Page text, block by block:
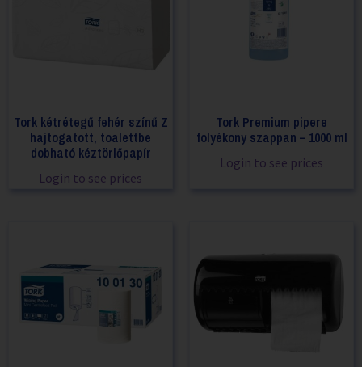
Tork kétrétegű fehér színű Z
hajtogatott, toalettbe
dobható kéztörlőpapír
Login to see prices
Tork Premium pipere
folyékony szappan – 1000 ml
Login to see prices